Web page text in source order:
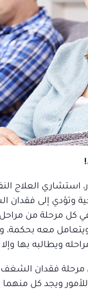
استشاري العلاج
وتؤدي إلى
كل مرحلة من
ويتعامل معه
ويطالبه بها
مرحلة فقدان
ويجد كل